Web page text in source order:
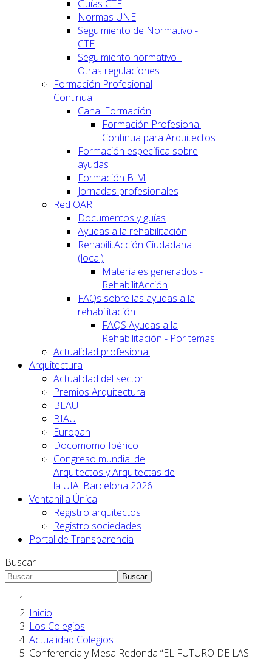
Guías CTE
Normas UNE
Seguimiento de Normativo -
CTE
Seguimiento normativo -
Otras regulaciones
Formación Profesional
Continua
Canal Formación
Formación Profesional
Continua para Arquitectos
Formación específica sobre
ayudas
Formación BIM
Jornadas profesionales
Red OAR
Documentos y guías
Ayudas a la rehabilitación
RehabilitAcción Ciudadana
(local)
Materiales generados -
RehabilitAcción
FAQs sobre las ayudas a la
rehabilitación
FAQS Ayudas a la
Rehabilitación - Por temas
Actualidad profesional
Arquitectura
Actualidad del sector
Premios Arquitectura
BEAU
BIAU
Europan
Docomomo Ibérico
Congreso mundial de
Arquitectos y Arquitectas de
la UIA. Barcelona 2026
Ventanilla Única
Registro arquitectos
Registro sociedades
Portal de Transparencia
Buscar
Buscar
Inicio
Los Colegios
Actualidad Colegios
Conferencia y Mesa Redonda “EL FUTURO DE LAS